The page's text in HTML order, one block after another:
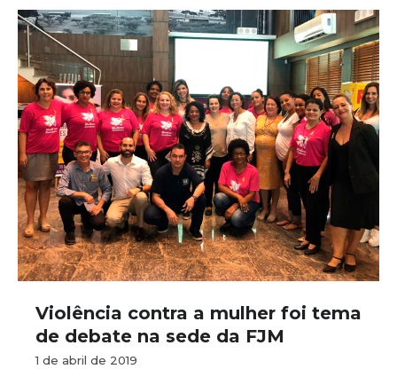
Violência contra a mulher foi tema
de debate na sede da FJM
1 de abril de 2019